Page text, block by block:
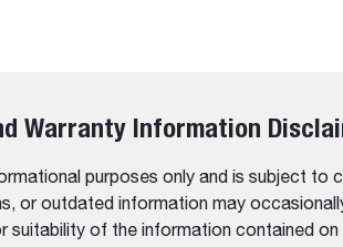
Warranty Information
purposes only and is subject
or outdated information may
suitability of the information contained